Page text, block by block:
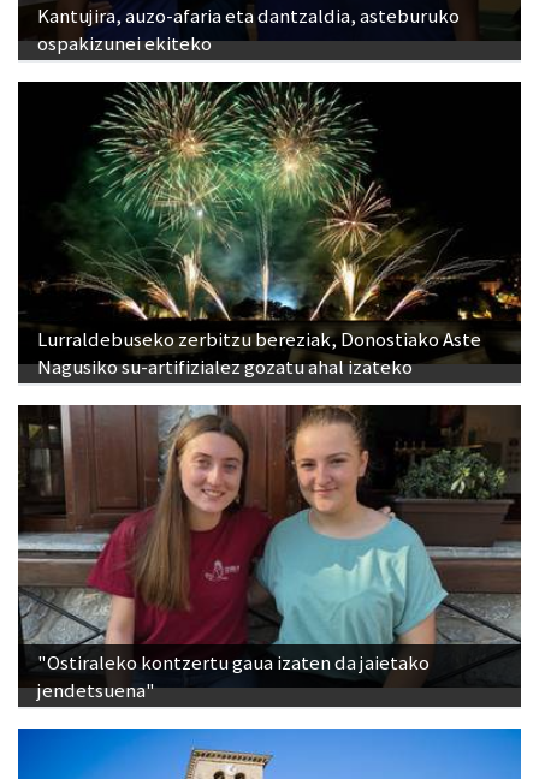
Kantujira, auzo-afaria eta dantzaldia, asteburuko
ospakizunei ekiteko
Lurraldebuseko zerbitzu bereziak, Donostiako Aste
Nagusiko su-artifizialez gozatu ahal izateko
"Ostiraleko kontzertu gaua izaten da jaietako
jendetsuena"